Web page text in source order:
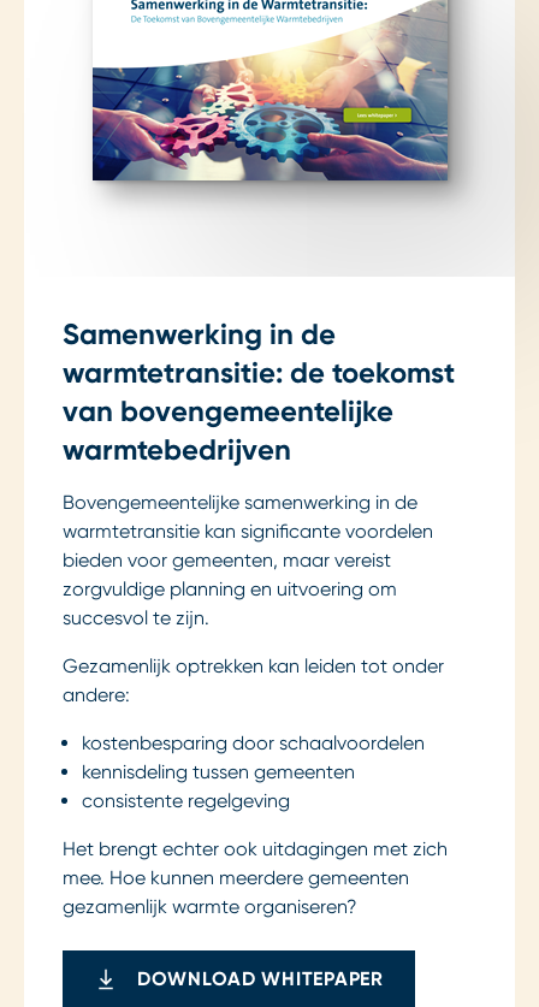
Samenwerking in de
warmtetransitie: de toekomst
van bovengemeentelijke
warmtebedrijven
Bovengemeentelijke samenwerking in de
warmtetransitie kan significante voordelen
bieden voor gemeenten, maar vereist
zorgvuldige planning en uitvoering om
succesvol te zijn.
Gezamenlijk optrekken kan leiden tot onder
andere:
kostenbesparing door schaalvoordelen
kennisdeling tussen gemeenten
consistente regelgeving
Het brengt echter ook uitdagingen met zich
mee. Hoe kunnen meerdere gemeenten
gezamenlijk warmte organiseren?
DOWNLOAD WHITEPAPER